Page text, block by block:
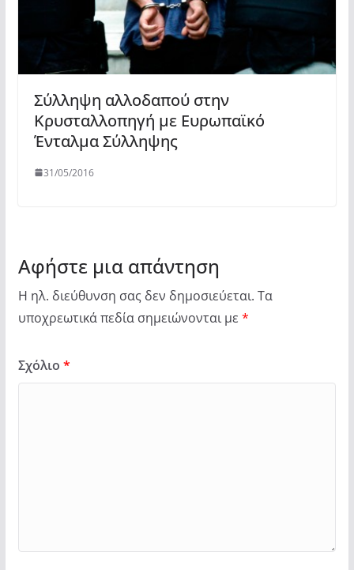
Σύλληψη αλλοδαπού στην
Κρυσταλλοπηγή με Ευρωπαϊκό
Ένταλμα Σύλληψης
31/05/2016
Αφήστε μια απάντηση
Η ηλ. διεύθυνση σας δεν δημοσιεύεται. Τα
υποχρεωτικά πεδία σημειώνονται με *
Σχόλιο *